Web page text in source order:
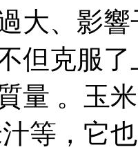
大 、
克服了
 。玉米
汁等